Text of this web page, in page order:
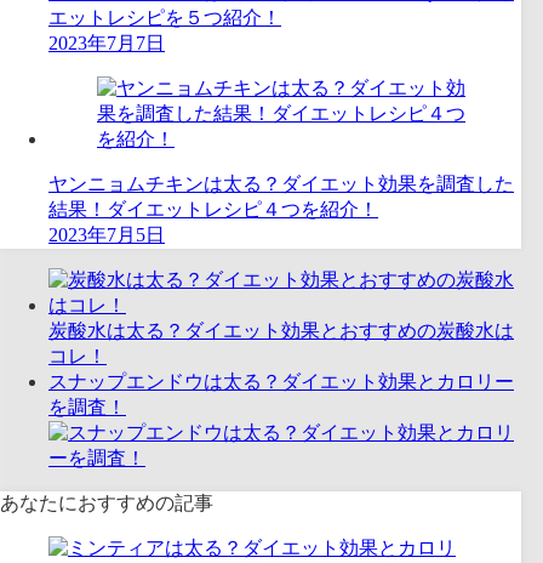
エットレシピを５つ紹介！
2023年7月7日
ヤンニョムチキンは太る？ダイエット効果を調査した
結果！ダイエットレシピ４つを紹介！
2023年7月5日
炭酸水は太る？ダイエット効果とおすすめの炭酸水は
コレ！
スナップエンドウは太る？ダイエット効果とカロリー
を調査！
あなたにおすすめの記事